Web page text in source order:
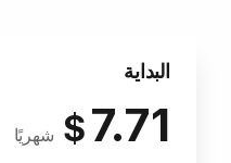
البداية
7.71
$ شهريًا